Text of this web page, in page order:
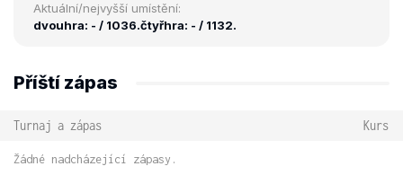
Aktuální/nejvyšší umístění:
dvouhra: - / 1036.čtyřhra: - / 1132.
Příští zápas
Turnaj a zápas Kurs
Žádné nadcházející zápasy.